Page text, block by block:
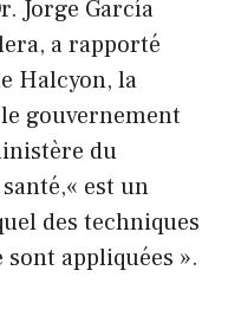
Jorge García
a rapporté
Halcyon, la
gouvernement
du
est un
des techniques
appliquées ».